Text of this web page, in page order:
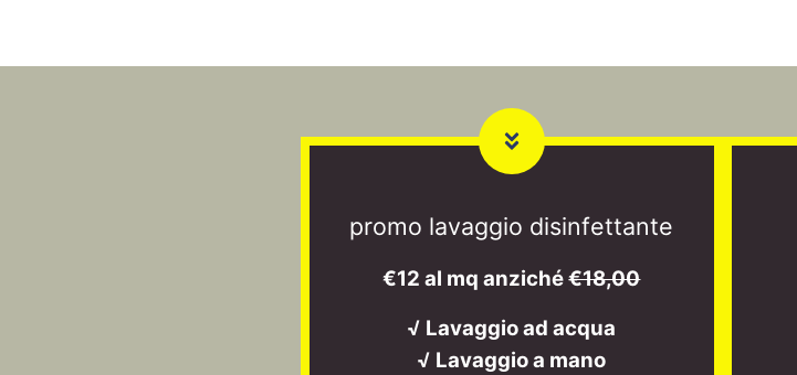
promo lavaggio disinfettante
€12 al mq anziché€18,00
√ Lavaggio ad acqua
√ Lavaggio a mano